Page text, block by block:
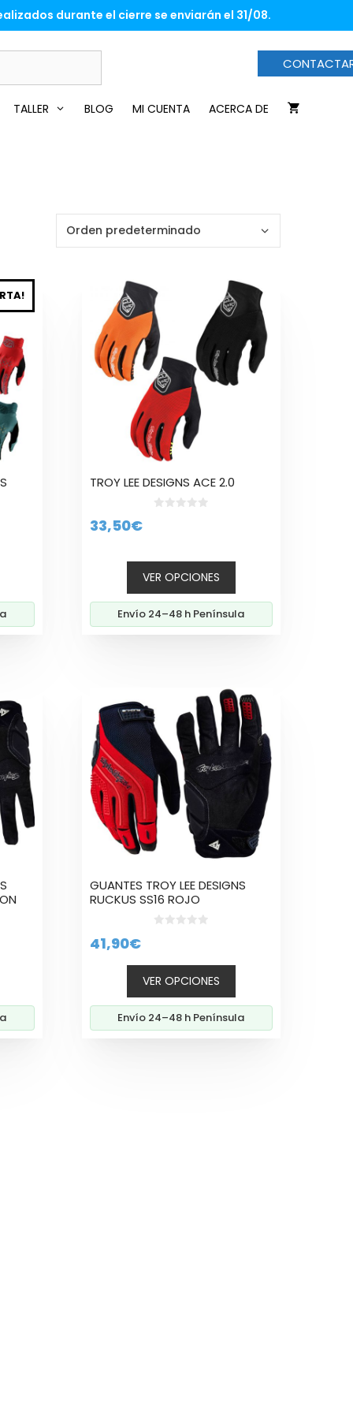
durante el cierre se enviarán el 31/08.
TALLER BLOG MI CUENTA ACERCA DE
TROY LEE DESIGNS ACE 2.0
33,50€
VER OPCIONES
producto
tiene
múltiples
variantes.
Las
pueden
la
producto
Envío 24–48 h Península
GUANTES TROY LEE DESIGNS
RUCKUS SS16 ROJO
41,90€
VER OPCIONES
producto
tiene
múltiples
variantes.
Las
opciones
se
pueden
elegir
la
página
Envío 24–48 h Península